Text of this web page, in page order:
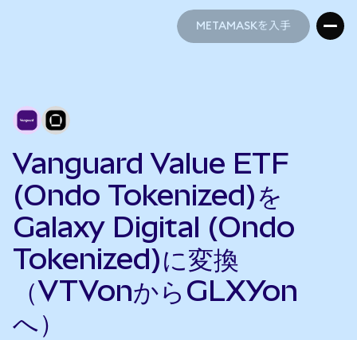
METAMASKを入手
Vanguard Value ETF
(Ondo Tokenized)を
Galaxy Digital (Ondo
Tokenized)に変換
（VTVonからGLXYon
へ）